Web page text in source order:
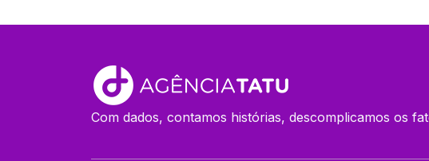
Com dados, contamos histórias, descomplicamos os